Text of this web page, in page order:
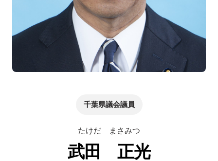
千葉県議会議員
たけだ まさみつ
武田 正光